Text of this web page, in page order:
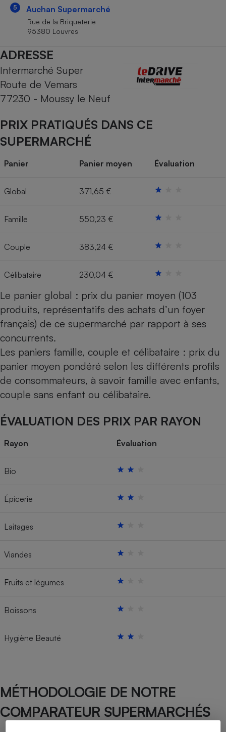
5 Auchan Supermarché
Rue de la Briqueterie
95380 Louvres
ADRESSE
Intermarché Super
Route de Vemars
77230 - Moussy le Neuf
PRIX PRATIQUÉS DANS CE
SUPERMARCHÉ
Panier Panier moyen Évaluation
Global 371,65 €
Famille 550,23 €
Couple 383,24 €
Célibataire 230,04 €
Le panier global : prix du panier moyen (103
produits, représentatifs des achats d’un foyer
français) de ce supermarché par rapport à ses
concurrents.
Les paniers famille, couple et célibataire : prix du
panier moyen pondéré selon les différents profils
de consommateurs, à savoir famille avec enfants,
couple sans enfant ou célibataire.
ÉVALUATION DES PRIX PAR RAYON
Rayon Évaluation
Bio
Épicerie
Laitages
Viandes
Fruits et légumes
Boissons
Hygiène Beauté
MÉTHODOLOGIE DE NOTRE
COMPARATEUR SUPERMARCHÉS
Cafetière à expressos